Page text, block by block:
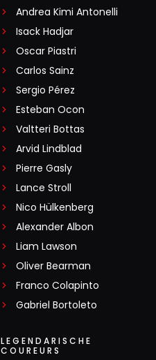
Andrea Kimi Antonelli
Isack Hadjar
Oscar Piastri
Carlos Sainz
Sergio Pérez
Esteban Ocon
Valtteri Bottas
Arvid Lindblad
Pierre Gasly
Lance Stroll
Nico Hülkenberg
Alexander Albon
Liam Lawson
Oliver Bearman
Franco Colapinto
Gabriel Bortoleto
LEGENDARISCHE
COUREURS